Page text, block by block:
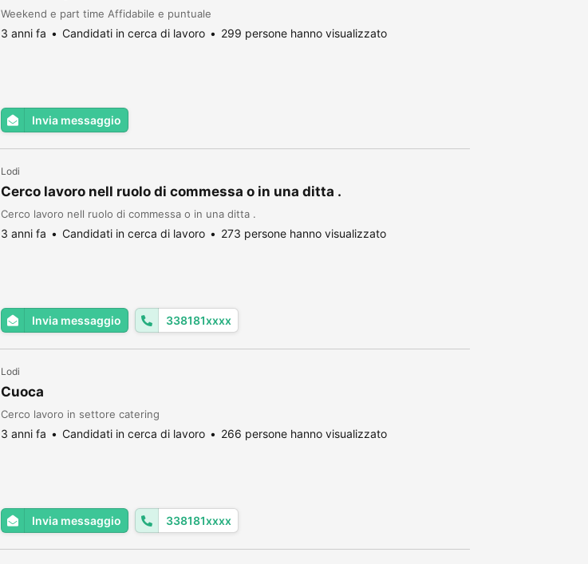
Weekend e part time Affidabile e puntuale
3 anni fa Candidati in cerca di lavoro 299 persone hanno visualizzato
Invia messaggio
Lodi
Cerco lavoro nell ruolo di commessa o in una ditta .
Cerco lavoro nell ruolo di commessa o in una ditta .
3 anni fa Candidati in cerca di lavoro 273 persone hanno visualizzato
Invia messaggio 338181xxxx
Lodi
Cuoca
Cerco lavoro in settore catering
3 anni fa Candidati in cerca di lavoro 266 persone hanno visualizzato
Invia messaggio 338181xxxx